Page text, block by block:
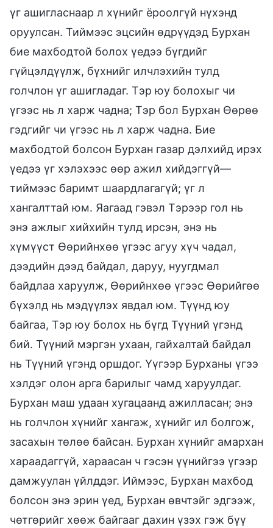
үг ашигласнаар л хүнийг ёроолгүй нүхэнд
оруулсан. Тиймээс эцсийн өдрүүдэд Бурхан
бие махбодтой болох үедээ бүгдийг
гүйцэлдүүлж, бүхнийг илчлэхийн тулд
голчлон үг ашигладаг. Тэр юу болохыг чи
үгээс нь л харж чадна; Тэр бол Бурхан Өөрөө
гэдгийг чи үгээс нь л харж чадна. Бие
махбодтой болсон Бурхан газар дэлхийд ирэх
үедээ үг хэлэхээс өөр ажил хийдэггүй—
тиймээс баримт шаардлагагүй; үг л
хангалттай юм. Яагаад гэвэл Тэрээр гол нь
энэ ажлыг хийхийн тулд ирсэн, энэ нь
хүмүүст Өөрийнхөө үгээс агуу хүч чадал,
дээдийн дээд байдал, даруу, нуугдмал
байдлаа харуулж, Өөрийнхөө үгээс Өөрийгөө
бүхэлд нь мэдүүлэх явдал юм. Түүнд юу
байгаа, Тэр юу болох нь бүгд Түүний үгэнд
бий. Түүний мэргэн ухаан, гайхалтай байдал
нь Түүний үгэнд оршдог. Үүгээр Бурханы үгээ
хэлдэг олон арга барилыг чамд харуулдаг.
Бурхан маш удаан хугацаанд ажилласан; энэ
нь голчлон хүнийг хангаж, хүнийг ил болгож,
засахын төлөө байсан. Бурхан хүнийг амархан
хараадаггүй, хараасан ч гэсэн үүнийгээ үгээр
дамжуулан үйлддэг. Иймээс, Бурхан махбод
болсон энэ эрин үед, Бурхан өвчтэйг эдгээж,
чөтгөрийг хөөж байгааг дахин үзэх гэж бүү